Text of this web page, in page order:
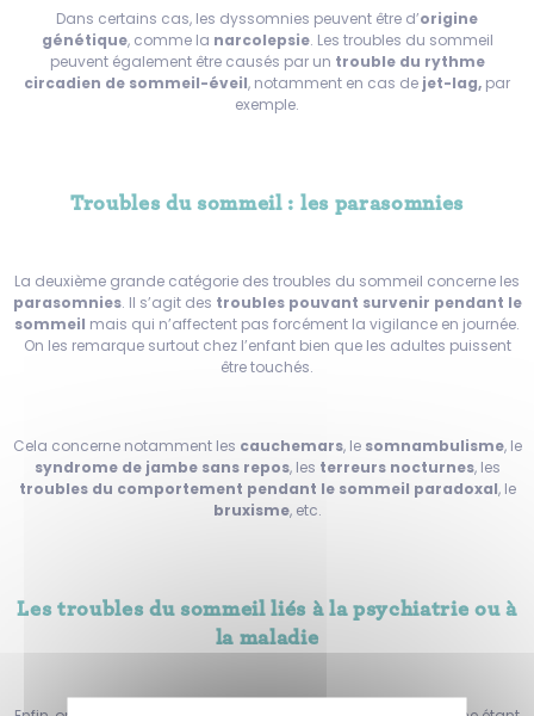
Dans certains cas, les dyssomnies peuvent être d’origine
génétique, comme la narcolepsie. Les troubles du sommeil
peuvent également être causés par un trouble du rythme
circadien de sommeil-éveil, notamment en cas de jet-lag, par
exemple.
Troubles du sommeil : les parasomnies
La deuxième grande catégorie des troubles du sommeil concerne les
parasomnies. Il s’agit des troubles pouvant survenir pendant le
sommeil mais qui n’affectent pas forcément la vigilance en journée.
On les remarque surtout chez l’enfant bien que les adultes puissent
être touchés.
Cela concerne notamment les cauchemars, le somnambulisme, le
syndrome de jambe sans repos, les terreurs nocturnes, les
troubles du comportement pendant le sommeil paradoxal, le
bruxisme, etc.
Les troubles du sommeil liés à la psychiatrie ou à
la maladie